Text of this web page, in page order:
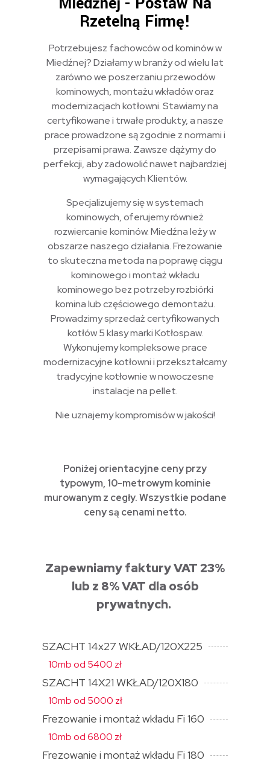
Rzetelną Firmę!
Potrzebujesz fachowców od kominów w
Miedźnej? Działamy w branży od wielu lat
zarówno we poszerzaniu przewodów
kominowych, montażu wkładów oraz
modernizacjach kotłowni. Stawiamy na
certyfikowane i trwałe produkty, a nasze
prace prowadzone są zgodnie z normami i
przepisami prawa. Zawsze dążymy do
perfekcji, aby zadowolić nawet najbardziej
wymagających Klientów.
Specjalizujemy się w systemach
kominowych, oferujemy również
rozwiercanie kominów. Miedźna leży w
obszarze naszego działania. Frezowanie
to skuteczna metoda na poprawę ciągu
kominowego i montaż wkładu
kominowego bez potrzeby rozbiórki
komina lub częściowego demontażu.
Prowadzimy sprzedaż certyfikowanych
kotłów 5 klasy marki Kotłospaw.
Wykonujemy kompleksowe prace
modernizacyjne kotłowni i przekształcamy
tradycyjne kotłownie w nowoczesne
instalacje na pellet.
Nie uznajemy kompromisów w jakości!
Poniżej orientacyjne ceny przy
typowym, 10-metrowym kominie
murowanym z cegły. Wszystkie podane
ceny są cenami netto.
Zapewniamy faktury VAT 23%
lub z 8% VAT dla osób
prywatnych.
SZACHT 14x27 WKŁAD/120X225
10mb od 5400 zł
SZACHT 14X21 WKŁAD/120X180
10mb od 5000 zł
Frezowanie i montaż wkładu Fi 160
10mb od 6800 zł
Frezowanie i montaż wkładu Fi 180